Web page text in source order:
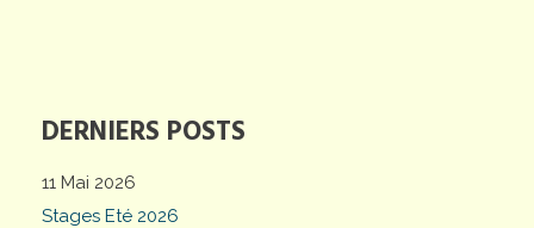
DERNIERS POSTS
11 Mai 2026
Stages Eté 2026